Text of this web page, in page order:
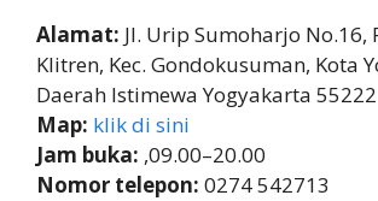
Alamat: Jl. Urip Sumoharjo No.16,
Klitren, Kec. Gondokusuman, Kota
Daerah Istimewa Yogyakarta 55222
Map: klik di sini
Jam buka: ,09.00–20.00
Nomor telepon: 0274 542713